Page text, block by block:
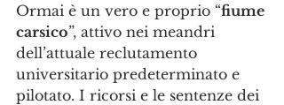
Ormai è un vero e proprio “fiume
carsico”, attivo nei meandri
dell’attuale reclutamento
universitario predeterminato e
pilotato. I ricorsi e le sentenze dei